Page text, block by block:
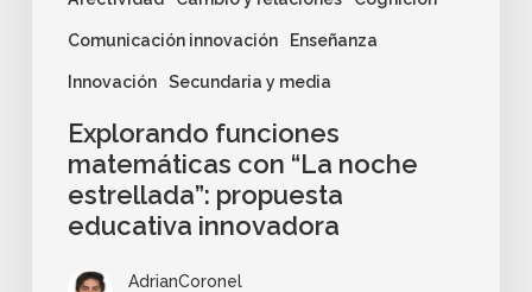
Comunicación innovación Enseñanza
Innovación Secundaria y media
Explorando funciones
matemáticas con “La noche
estrellada”: propuesta
educativa innovadora
AdrianCoronel